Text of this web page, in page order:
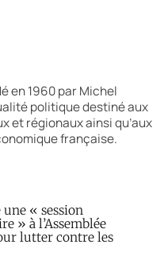
en 1960 par Michel
politique destiné aux
et régionaux ainsi qu’aux
française.
« session
» à l’Assemblée
lutter contre les